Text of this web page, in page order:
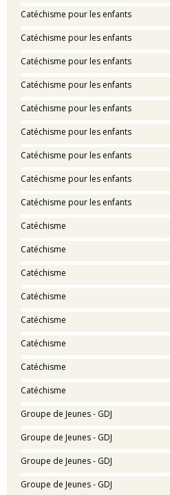
Catéchisme pour les enfants
Catéchisme pour les enfants
Catéchisme pour les enfants
Catéchisme pour les enfants
Catéchisme pour les enfants
Catéchisme pour les enfants
Catéchisme pour les enfants
Catéchisme pour les enfants
Catéchisme pour les enfants
Catéchisme
Catéchisme
Catéchisme
Catéchisme
Catéchisme
Catéchisme
Catéchisme
Catéchisme
Groupe de Jeunes - GDJ
Groupe de Jeunes - GDJ
Groupe de Jeunes - GDJ
Groupe de Jeunes - GDJ